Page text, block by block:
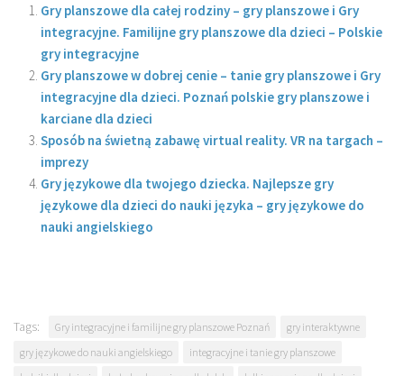
Gry planszowe dla całej rodziny – gry planszowe i Gry
integracyjne. Familijne gry planszowe dla dzieci – Polskie
gry integracyjne
Gry planszowe w dobrej cenie – tanie gry planszowe i Gry
integracyjne dla dzieci. Poznań polskie gry planszowe i
karciane dla dzieci
Sposób na świetną zabawę virtual reality. VR na targach –
imprezy
Gry językowe dla twojego dziecka. Najlepsze gry
językowe dla dzieci do nauki języka – gry językowe do
nauki angielskiego
Tags: Gry integracyjne i familijne gry planszowe Poznań
gry interaktywne
gry językowe do nauki angielskiego
integracyjne i tanie gry planszowe